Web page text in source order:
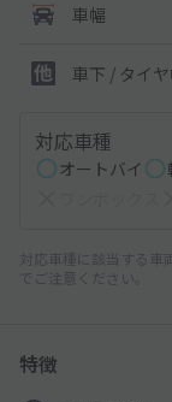
車幅
車下 / タイ
対応車種
オートバイ
対応車種に該当する車
でご注意ください。
特徴